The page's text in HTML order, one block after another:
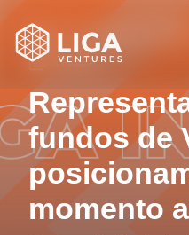
12 de setembro de 2022
Vídeos
fundos de
momento